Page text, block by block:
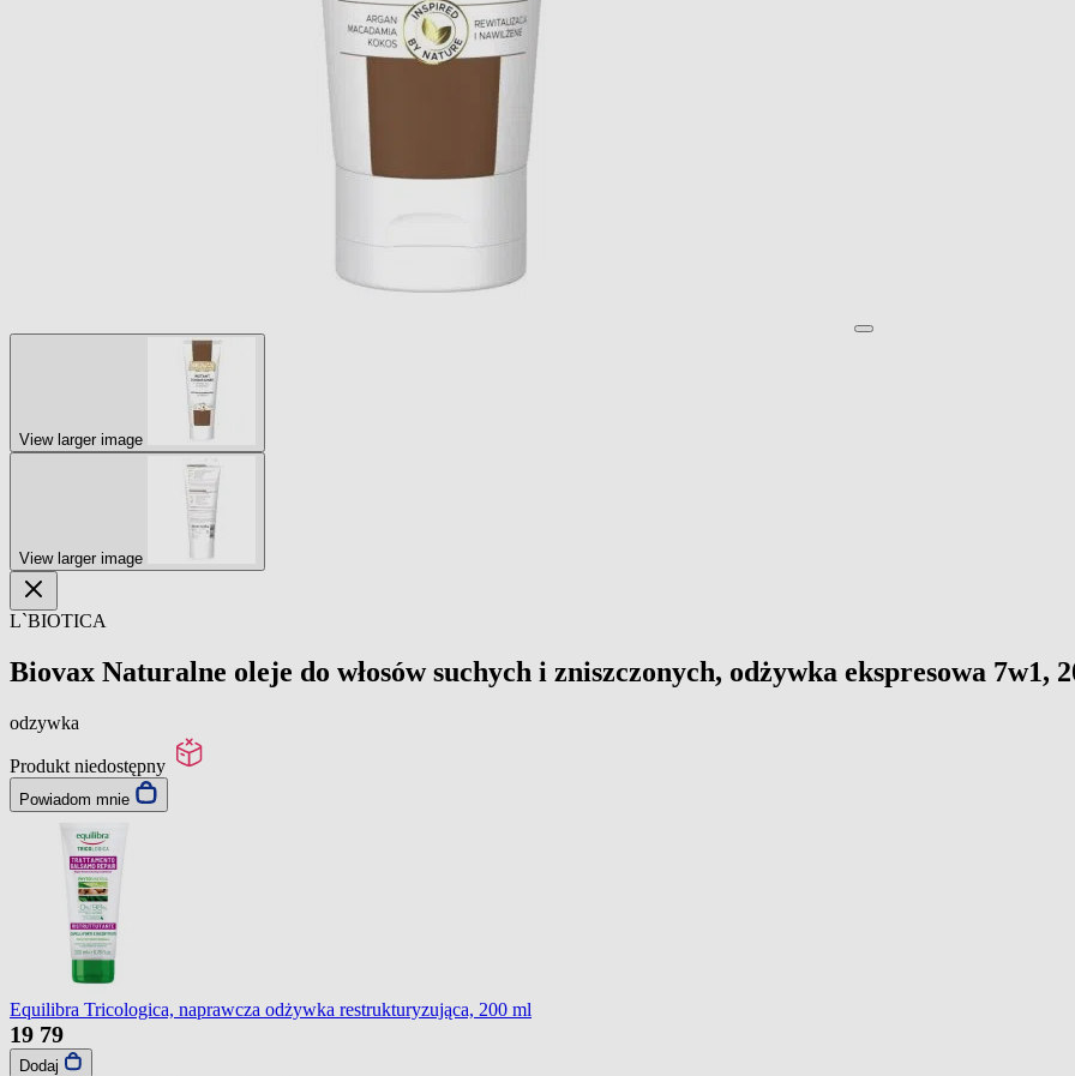
View larger image
View larger image
L`BIOTICA
Biovax Naturalne oleje do włosów suchych i zniszczonych, odżywka ekspresowa 7w1,
odzywka
Produkt niedostępny
Powiadom mnie
Equilibra Tricologica, naprawcza odżywka restrukturyzująca, 200 ml
19 79
Dodaj